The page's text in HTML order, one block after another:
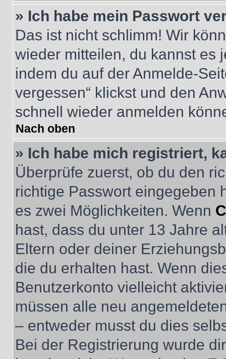
» Ich habe mein Passwort
Das ist nicht schlimm! Wir
wieder mitteilen, du kannst es
indem du auf der Anmelde-
vergessen“ klickst und den
schnell wieder anmelden
Nach oben
» Ich habe mich registriert,
Überprüfe zuerst, ob du den
richtige Passwort eingegeben
es zwei Möglichkeiten. Wenn
hast, dass du unter 13 Jahre
Eltern oder deiner
die du erhalten hast. Wenn
Benutzerkonto vielleicht
müssen alle neu
– entweder musst du dies
Bei der Registrierung wurde